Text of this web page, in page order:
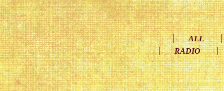
ALL
RADIO